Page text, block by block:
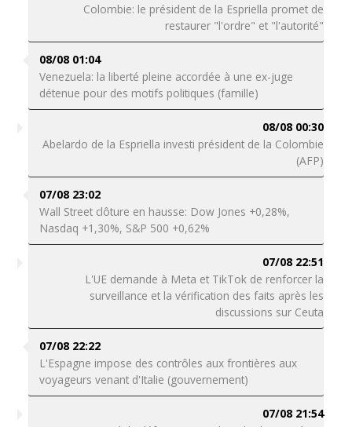
Colombie: le président de la Espriella promet de
restaurer "l'ordre" et "l'autorité"
08/08 01:04
Venezuela: la liberté pleine accordée à une ex-juge
détenue pour des motifs politiques (famille)
08/08 00:30
Abelardo de la Espriella investi président de la Colombie
(AFP)
07/08 23:02
Wall Street clôture en hausse: Dow Jones +0,28%,
Nasdaq +1,30%, S&P 500 +0,62%
07/08 22:51
L'UE demande à Meta et TikTok de renforcer la
surveillance et la vérification des faits après les
discussions sur Ceuta
07/08 22:22
L'Espagne impose des contrôles aux frontières aux
voyageurs venant d'Italie (gouvernement)
07/08 21:54